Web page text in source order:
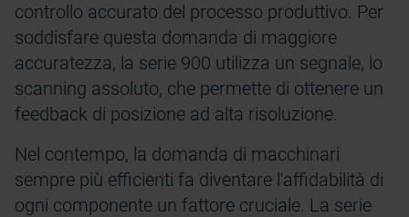
controllo accurato del processo produttivo. Per
soddisfare questa domanda di maggiore
accuratezza, la serie 900 utilizza un segnale, lo
scanning assoluto, che permette di ottenere un
feedback di posizione ad alta risoluzione.
Nel contempo, la domanda di macchinari
sempre più efficienti fa diventare l'affidabilità di
ogni componente un fattore cruciale. La serie